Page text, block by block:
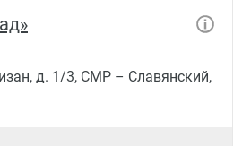
д. 1/3, СМР – Славянский,